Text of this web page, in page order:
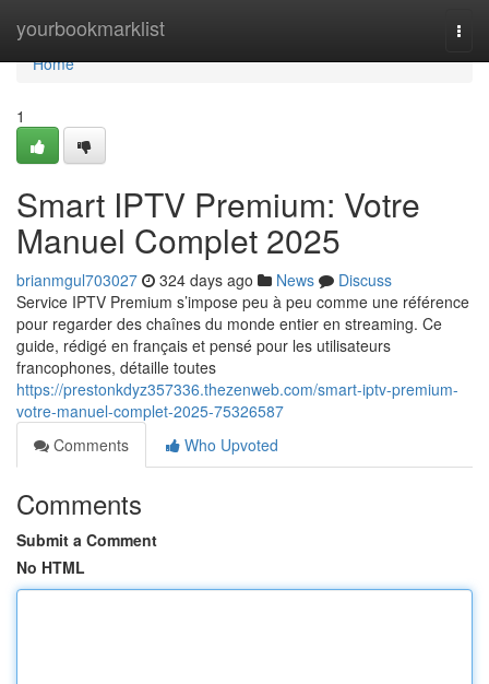
yourbookmarklist
Home
Home
1
Smart IPTV Premium: Votre
Manuel Complet 2025
brianmgul703027 324 days ago News
Discuss
Service IPTV Premium s’impose peu à peu comme une référence
pour regarder des chaînes du monde entier en streaming. Ce
guide, rédigé en français et pensé pour les utilisateurs
francophones, détaille toutes
https://prestonkdyz357336.thezenweb.com/smart-iptv-premium-
votre-manuel-complet-2025-75326587
Comments
Who Upvoted
Comments
Submit a Comment
No HTML